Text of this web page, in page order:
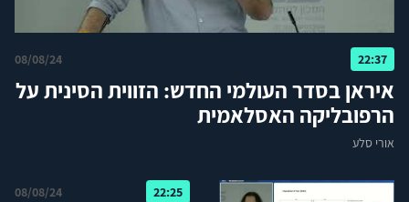
22:37
08/08/24
איראן בסדר העולמי החדש: הזווית הסינית על
הרפובליקה האסלאמית
אורי סלע
22:25
08/08/24